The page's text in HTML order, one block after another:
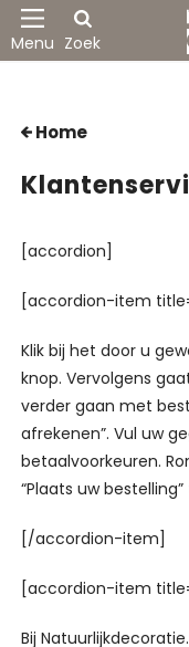
Menu Zoek
Home
[accordion]
[accordion-item
Klik bij het door u
knop. Vervolgens
verder gaan met
afrekenen”. Vul uw
betaalvoorkeuren.
“Plaats uw bestelling”
[/accordion-item]
[accordion-item
Bij